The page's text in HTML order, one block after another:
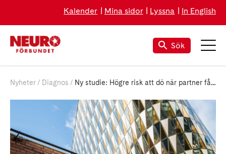
Kalender Mina sidor Lyssna In English
Sök
Nyheter Diagnos Ny studie: Högre risk att dö när partner fått ALS – fler självmord och olyckor